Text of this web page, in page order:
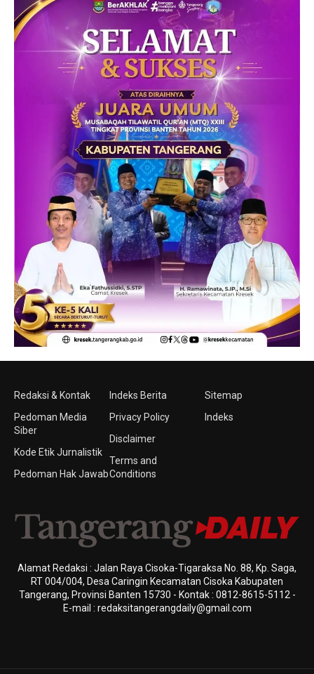
Redaksi & Kontak
Pedoman Media
Siber
Kode Etik Jurnalistik
Pedoman Hak Jawab
Indeks Berita
Privacy Policy
Disclaimer
Terms and
Conditions
Sitemap
Indeks
Alamat Redaksi : Jalan Raya Cisoka-Tigaraksa No. 88, Kp. Saga,
RT 004/004, Desa Caringin Kecamatan Cisoka Kabupaten
Tangerang, Provinsi Banten 15730 - Kontak : 0812-8615-5112 -
E-mail : redaksitangerangdaily@gmail.com